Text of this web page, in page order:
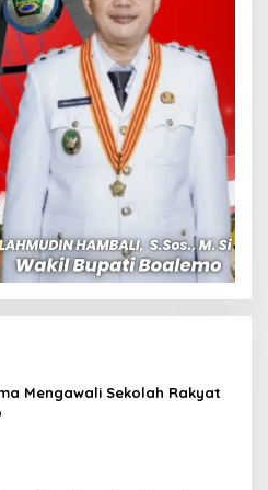
Mengawali Sekolah Rakyat